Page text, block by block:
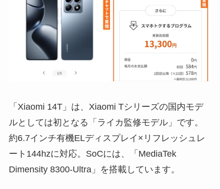
「Xiaomi 14T」は、Xiaomi Tシリーズの国内モデ
ルとしては初となる「ライカ監修モデル」です。
約6.7インチ有機ELディスプレイ×リフレッシュレ
ート144hzに対応。SoCには、「MediaTek
Dimensity 8300-Ultra」を搭載しています。